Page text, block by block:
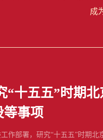
成
“十五五”时期北
等事项
作部署，研究“十五五”时期北